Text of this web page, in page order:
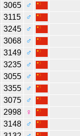
3065
♂
3115
♂
3245
♂
3068
♂
3149
♂
3235
♂
3055
♂
3355
♂
3075
♂
2998
♀
3148
♂